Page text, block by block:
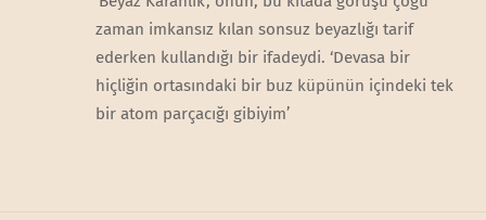
zaman imkansız kılan sonsuz beyazlığı tarif
ederken kullandığı bir ifadeydi. ‘Devasa bir
hiçliğin ortasındaki bir buz küpünün içindeki tek
bir atom parçacığı gibiyim’